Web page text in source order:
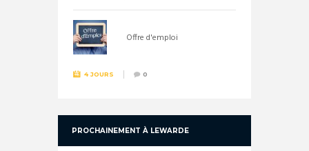
Offre d'emploi
4 JOURS 0
PROCHAINEMENT À LEWARDE